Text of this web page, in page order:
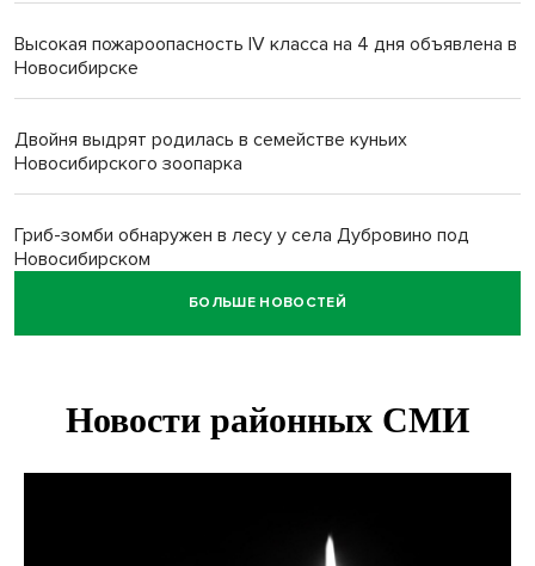
Высокая пожароопасность IV класса на 4 дня объявлена в
Новосибирске
Двойня выдрят родилась в семействе куньих
Новосибирского зоопарка
Гриб-зомби обнаружен в лесу у села Дубровино под
Новосибирском
ХК «Сибирь» подписал контракт с обладателем Кубка
Отправил инвалида на СВО и получил его «посмертные»
БОЛЬШЕ НОВОСТЕЙ